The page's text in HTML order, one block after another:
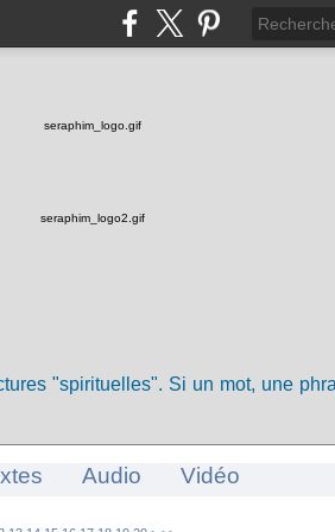
"spirituelles". Si un mot, une
Audio Vidéo